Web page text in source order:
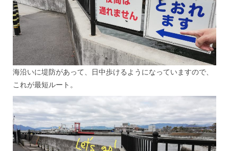
海沿いに堤防があって、日中歩けるようになっていますので、
これが最短ルート。